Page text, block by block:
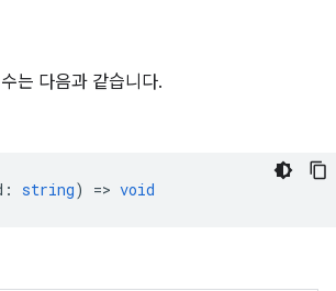
는 다음과 같습니다.
: string) => void